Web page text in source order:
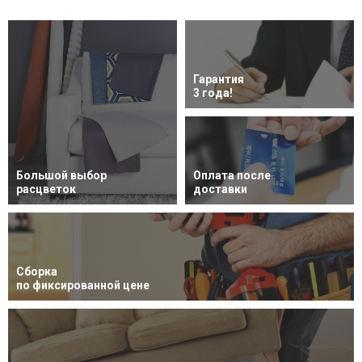
Большой выбор
расцветок
Гарантия
3 года!
Оплата после
доставки
Сборка
по фиксированной цене